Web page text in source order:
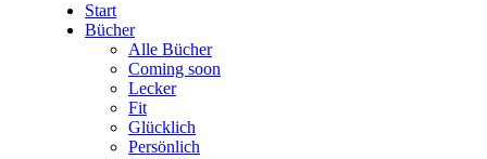
Start
Bücher
Alle Bücher
Coming soon
Lecker
Fit
Glücklich
Persönlich